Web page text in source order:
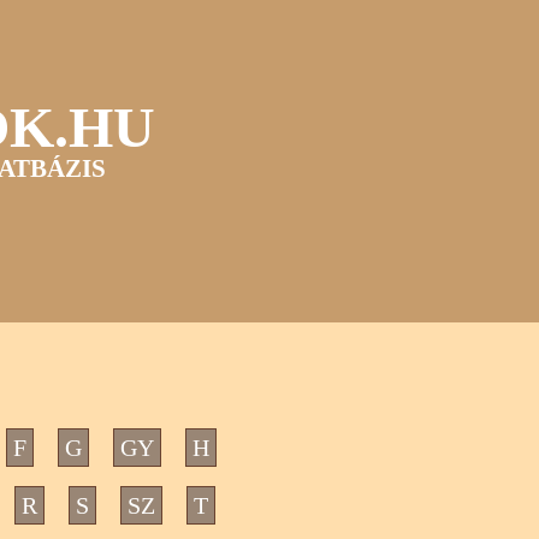
F G GY H
R S SZ T